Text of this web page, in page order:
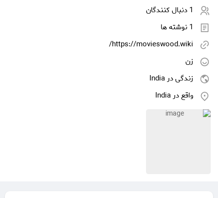
1 دنبال کنندگان
1 نوشته ها
https://movieswood.wiki/
زن
زندگی در India
واقع در India